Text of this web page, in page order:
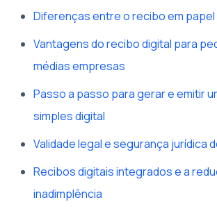
Diferenças entre o recibo em papel
Vantagens do recibo digital para
médias empresas
Passo a passo para gerar e emitir
simples digital
Validade legal e segurança jurídica
Recibos digitais integrados e a
inadimplência